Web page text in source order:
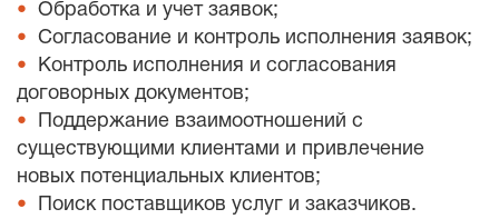
Обработка и учет заявок;
Согласование и контроль исполнения заявок;
Контроль исполнения и согласования
договорных документов;
Поддержание взаимоотношений с
существующими клиентами и привлечение
новых потенциальных клиентов;
Поиск поставщиков услуг и заказчиков.